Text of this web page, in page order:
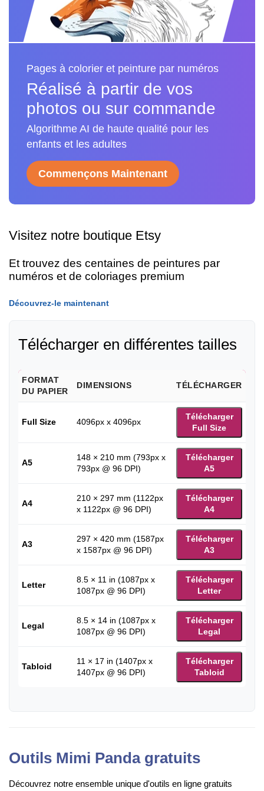
Pages à colorier et peinture par numéros
Réalisé à partir de vos
photos ou sur commande
Algorithme AI de haute qualité pour les
enfants et les adultes
Commençons Maintenant
Visitez notre boutique Etsy
Et trouvez des centaines de peintures par
numéros et de coloriages premium
Découvrez-le maintenant
Télécharger en différentes tailles
FORMAT
DU PAPIER
DIMENSIONS TÉLÉCHARGER
Full Size 4096px x 4096px
Télécharger
Full Size
A5
148 × 210 mm (793px x
793px @ 96 DPI)
Télécharger
A5
A4
210 × 297 mm (1122px
x 1122px @ 96 DPI)
Télécharger
A4
A3
297 × 420 mm (1587px
x 1587px @ 96 DPI)
Télécharger
A3
Letter
8.5 × 11 in (1087px x
1087px @ 96 DPI)
Télécharger
Letter
Legal
8.5 × 14 in (1087px x
1087px @ 96 DPI)
Télécharger
Legal
Tabloid
11 × 17 in (1407px x
1407px @ 96 DPI)
Télécharger
Tabloid
Outils Mimi Panda gratuits
Découvrez notre ensemble unique d'outils en ligne gratuits